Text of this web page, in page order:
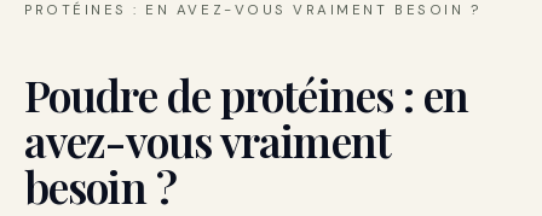
PROTÉINES : EN AVEZ-VOUS VRAIMENT BESOIN ?
Poudre de protéines : en
avez-vous vraiment
besoin ?